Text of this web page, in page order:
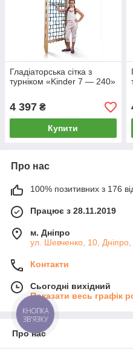
Гладіаторська сітка з
турніком «Kinder 7 — 240»
4 397 ₴
Купити
Про нас
100% позитивних з 176
Працює з 28.11.2019
м. Дніпро
ул. Шевченко, 10, Дніпро,
Контакти
Сьогодні вихідний
Показати весь графік
Про нас
КНОПКА
ЗВ'ЯЗКУ